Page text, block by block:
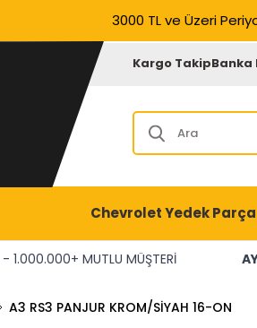
3000 TL ve Üzeri
Kargo TakipBanka
Chevrolet Yedek Parça
- 1.000.000+ MUTLU MÜŞTERİ
A3 RS3 PANJUR KROM/SİYAH 16-ON